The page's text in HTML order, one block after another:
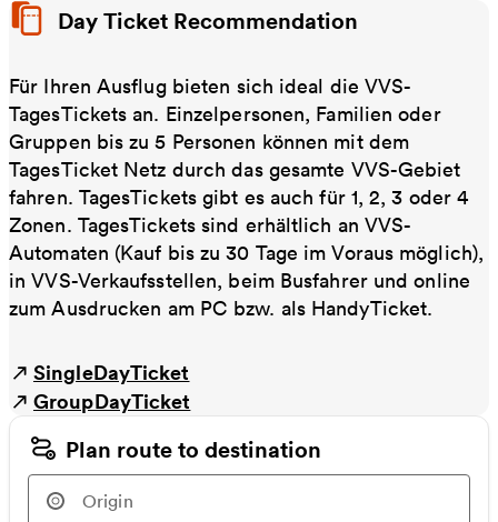
Day Ticket Recommendation
Für Ihren Ausflug bieten sich ideal die VVS-
TagesTickets an. Einzelpersonen, Familien oder
Gruppen bis zu 5 Personen können mit dem
TagesTicket Netz durch das gesamte VVS-Gebiet
fahren. TagesTickets gibt es auch für 1, 2, 3 oder 4
Zonen. TagesTickets sind erhältlich an VVS-
Automaten (Kauf bis zu 30 Tage im Voraus möglich),
in VVS-Verkaufsstellen, beim Busfahrer und online
zum Ausdrucken am PC bzw. als HandyTicket.
SingleDayTicket
GroupDayTicket
Plan route to destination